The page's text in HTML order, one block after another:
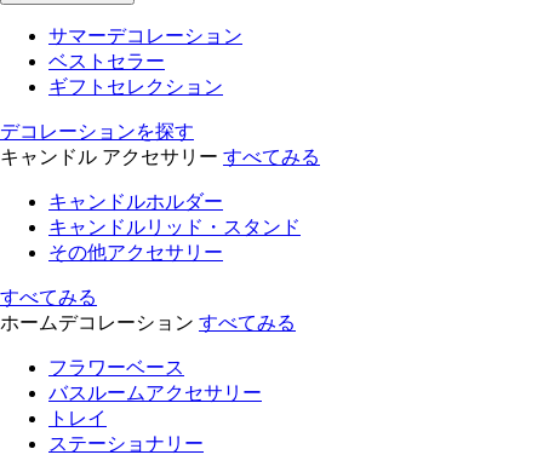
サマーデコレーション
ベストセラー
ギフトセレクション
デコレーションを探す
キャンドル アクセサリー すべてみる
キャンドルホルダー
キャンドルリッド・スタンド
その他アクセサリー
すべてみる
ホームデコレーション すべてみる
フラワーベース
バスルームアクセサリー
トレイ
ステーショナリー